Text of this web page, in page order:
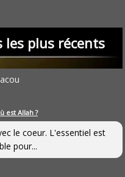
les plus récents
est Allah ?
le coeur. L'essentiel est
pour...